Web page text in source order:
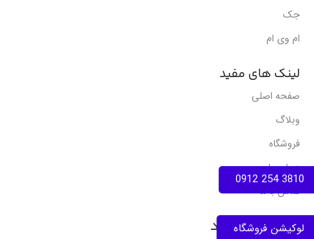
3810 254 0912
لوکیشن فروشگاه
جک
ام وی ام
لینک های مفید
صفحه اصلی
وبلاگ
فروشگاه
درباره ما
تماس با ما
نمادهای اعتماد